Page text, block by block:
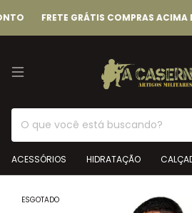
FRETE GRÁTIS COMPRAS ACIMA
ACESSÓRIOS HIDRATAÇÃO
ESGOTADO